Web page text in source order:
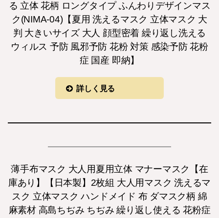
る 立体 花柄 ロングタイプ ふんわりデザインマス
ク(NIMA-04)【夏用 洗えるマスク 立体マスク 大
判 大きいサイズ 大人 顔型密着 繰り返し洗える
ウィルス 予防 風邪予防 花粉 対策 感染予防 花粉
症 国産 即納】
詳しく見る
薄手布マスク 大人用夏用立体 マナーマスク【在
庫あり】【日本製】2枚組 大人用マスク 洗えるマ
スク 立体マスク ハンドメイド 布 ダマスク柄 綿
麻素材 高島ちぢみ ちぢみ 繰り返し使える 花粉症